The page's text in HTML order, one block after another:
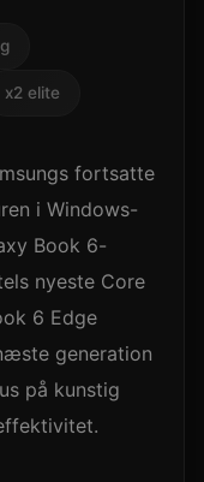
x2 elite
fortsatte
i Windows-
Book 6-
nyeste Core
6 Edge
generation
på kunstig